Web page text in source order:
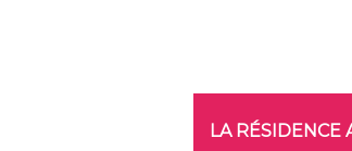
LA RÉSIDENCE